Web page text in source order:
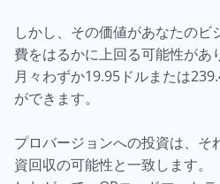
しかし、その価値があなたのビ
費をはるかに上回る可能性があ
月々わずか19.95ドルまたは
ができます。
プロバージョンへの投資は、そ
資回収の可能性と一致します。